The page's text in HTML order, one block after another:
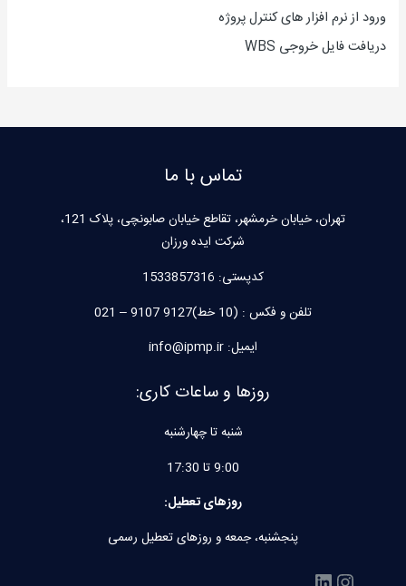
ورود از نرم افزار های کنترل پروژه
دریافت فایل خروجی WBS
تماس با ما
تهران، خیابان خرمشهر، تقاطع خیابان صابونچی، پلاک 121،
شرکت ایده ورزان
کدپستی: 1533857316
تلفن و فکس : (10 خط)9127 9107 – 021
ایمیل: info@ipmp.ir
روزها و ساعات کاری:
شنبه تا چهارشنبه
9:00 تا 17:30
روزهای تعطیل:
پنجشنبه، جمعه و روزهای تعطیل رسمی
اینستاگرم
لینکداین